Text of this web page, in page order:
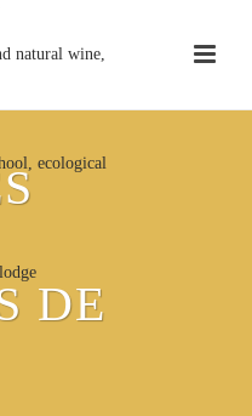
DE
D’UNE
DES
DE